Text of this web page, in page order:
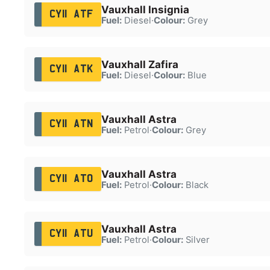
CY11 ATF Vauxhall Insignia
Fuel:Diesel·Colour:Grey
CY11 ATK Vauxhall Zafira
Fuel:Diesel·Colour:Blue
CY11 ATN Vauxhall Astra
Fuel:Petrol·Colour:Grey
CY11 ATO Vauxhall Astra
Fuel:Petrol·Colour:Black
CY11 ATU Vauxhall Astra
Fuel:Petrol·Colour:Silver